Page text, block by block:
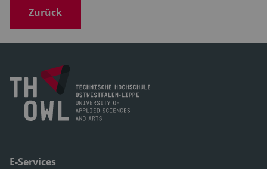
Zurück
E-Services